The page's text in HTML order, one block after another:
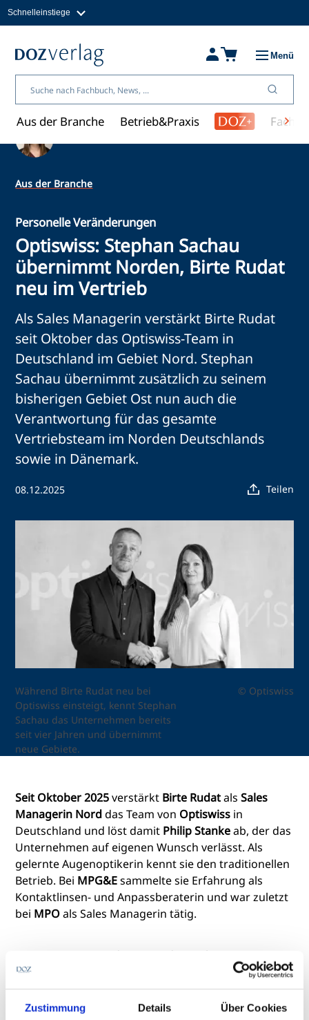
Zustimmung Details Über Cookies
Inhalt
Schnelleinstiege
Fachbücher & Shop
Über uns
Menü
Aus der Branche Betrieb&Praxis
Aus der Branche
Personelle Veränderungen
Optiswiss: Stephan Sachau
übernimmt Norden, Birte Rudat
neu im Vertrieb
Als Sales Managerin verstärkt Birte Rudat
seit Oktober das Optiswiss-Team in
Deutschland im Gebiet Nord. Stephan
Sachau übernimmt zusätzlich zu seinem
bisherigen Gebiet Ost nun auch die
Verantwortung für das gesamte
Vertriebsteam im Norden Deutschlands
sowie in Dänemark.
08.12.2025 Teilen
Während Birte Rudat neu bei
Optiswiss einsteigt, kennt Stephan
Sachau das Unternehmen bereits
seit vier Jahren und übernimmt
neue Gebiete.
© Optiswiss
Seit Oktober 2025verstärkt Birte RudatalsSales
Managerin Norddas Team von Optiswiss in
Deutschland und löst damit Philip Stankeab, der das
Unternehmen auf eigenen Wunsch verlässt. Als
gelernte Augenoptikerin kennt sie den traditionellen
Betrieb. Bei MPG&Esammelte sie Erfahrung als
Kontaktlinsen- und Anpassberaterin und war zuletzt
bei MPOals Sales Managerin tätig.
Eine weitere Veränderung in den Reihen von
Optiswiss betrifft
: Er betreutseit
Oktoberzusätzlich zu seinem bisherigenGebiet Ost
nun auch das gesamte
Vertriebsteam im Norden